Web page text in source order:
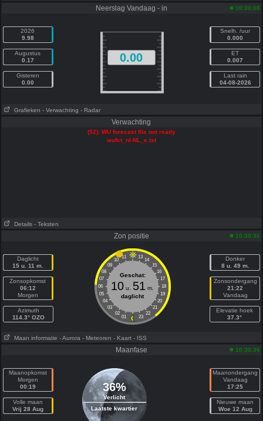
Neerslag Vandaag - in 10:30:08
2026
9.98
Augustus
0.17
Gisteren
0.00
0.00
Snelh. /uur
0.000
ET
0.007
Last rain
04-08-2026
Grafieken - Verwachting - Radar
Verwachting
(52): WU forecast file not ready
wufct_nl-NL_e.txt
Details - Teksten
Zon positie 10:30:36
Daglicht
15 u. 11 m.
Zonsopkomst
06:12
Morgen
Azimuth
114.3° OZO
11 13
10
14
09
15
08
16
07
17
06
18
05
19
04
20
03
21
02
22
01 23
Geschat:
10 u. 51 m.
daglicht
Donker
8 u. 49 m.
Zonsondergang
21:22
Vandaag
Elevatie hoek
37.3°
Maan informatie - Aurora - Meteoren - Kaart - ISS
Maanfase 10:30:36
Maanopkomst
Morgen
00:19
Volle maan
Vrij 28 Aug
36%
Verlicht
Laatste kwartier
Maanondergang
Vandaag
17:25
Nieuwe maan
Woe 12 Aug